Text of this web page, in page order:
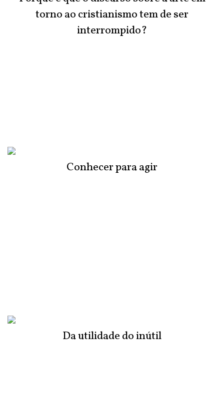
torno ao cristianismo tem de ser
interrompido?
Conhecer para agir
Da utilidade do inútil